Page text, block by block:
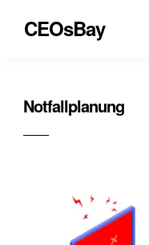
CEOsBay
Notfallplanung